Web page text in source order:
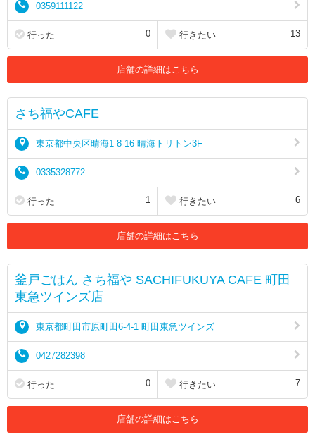
0359111122
行った 0 行きたい 13
店舗の詳細はこちら
さち福やCAFE
東京都中央区晴海1-8-16 晴海トリトン3F
0335328772
行った 1 行きたい 6
店舗の詳細はこちら
釜戸ごはん さち福や SACHIFUKUYA CAFE 町田
東急ツインズ店
東京都町田市原町田6-4-1 町田東急ツインズ
0427282398
行った 0 行きたい 7
店舗の詳細はこちら